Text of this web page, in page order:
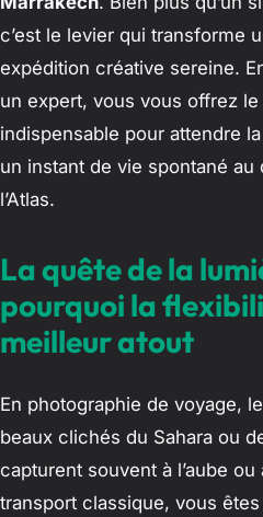
c’est le levier qui transforme
expédition créative sereine.
un expert, vous vous offrez
indispensable pour attendre
un instant de vie spontané au
l’Atlas.
La quête de la
pourquoi la
meilleur atout
En photographie de voyage,
beaux clichés du Sahara ou
capturent souvent à l’aube
transport classique, vous êtes